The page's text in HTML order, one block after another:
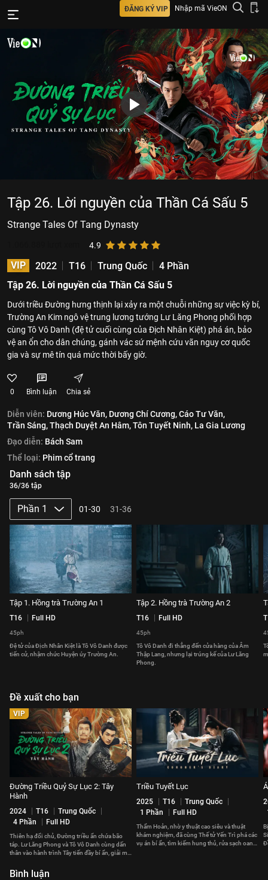
ĐĂNG KÝ VIP Nhập mã VieON
Tập 26. Lời nguyền của Thần Cá Sấu 5
Strange Tales Of Tang Dynasty
4.9
VIP 2022 T16 Trung Quốc
4 Phần
Tập 26. Lời nguyền của Thần Cá Sấu 5
Dưới triều Đường hưng thịnh lại xảy ra một chuỗi những sự việc kỳ bí,
Trường An Kim ngô vệ trung lương tướng Lư Lăng Phong phối hợp
cùng Tô Vô Danh (đệ tử cuối cùng của Địch Nhân Kiệt) phá án, bảo
vệ an ổn cho dân chúng, gánh vác sứ mệnh cứu vãn nguy cơ quốc
gia và sự mê tín quá mức thời bấy giờ.
0 Bình luận Chia sẻ
Diễn viên: Dương Húc Văn, Dương Chí Cương,Cáo Tư Văn,
Trần Sáng,Thạch Duyệt An Hâm,Tôn Tuyết Ninh, La Gia Lương
Đạo diễn: Bách Sam
Thể loại: Phim cổ trang
Danh sách tập
36/36 tập
Phần 1 01-30 31-36
Tập 1. Hồng trà Trường An 1
T16 Full HD
45ph
Đệ tử của Địch Nhân Kiệt là Tô Vô Danh được
tiến cử, nhậm chức Huyện úy Trường An.
Tập 2. Hồng trà Trường An 2
T16 Full HD
45ph
Tô Vô Danh đi thẳng đến cửa hàng của Âm
Thập Lang, nhưng lại trúng kế của Lư Lăng
Phong.
Đề xuất cho bạn
VIP
Đường Triều Quỷ Sự Lục 2: Tây
Hành
2024 T16
Trung Quốc
4 Phần
Full HD
Thiên hạ đổi chủ, Đường triều ẩn chứa bão
táp. Lư Lăng Phong và Tô Vô Danh cùng dấn
thân vào hành trình Tây tiến đầy bí ẩn, giải mã
Triều Tuyết Lục
2025 T16
Trung Quốc
1 Phần
Full HD
Thẩm Hoản, nhờ y thuật cao siêu và thuật
khám nghiệm, đã cùng Thế tử Yến Trì phá các
vụ án bí ẩn, tìm kiếm hung thủ, rửa sạch oan
Bình luận